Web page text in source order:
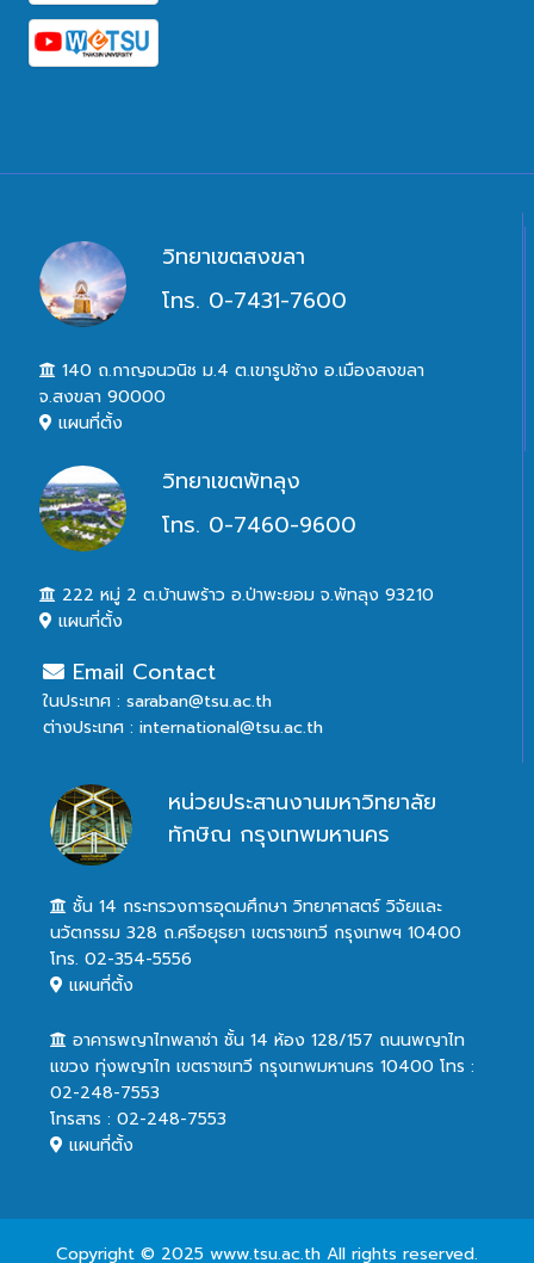
วิทยาเขตสงขลา
โทร. 0-7431-7600
140 ถ.กาญจนวนิช ม.4 ต.เขารูปช้าง อ.เมืองสงขลา
จ.สงขลา 90000
แผนที่ตั้ง
วิทยาเขตพัทลุง
โทร. 0-7460-9600
222 หมู่ 2 ต.บ้านพร้าว อ.ป่าพะยอม จ.พัทลุง 93210
แผนที่ตั้ง
Email Contact
ในประเทศ : saraban@tsu.ac.th
ต่างประเทศ : international@tsu.ac.th
หน่วยประสานงานมหาวิทยาลัย
ทักษิณ กรุงเทพมหานคร
ชั้น 14 กระทรวงการอุดมศึกษา วิทยาศาสตร์ วิจัยและ
นวัตกรรม 328 ถ.ศรีอยุธยา เขตราชเทวี กรุงเทพฯ 10400
โทร. 02-354-5556
แผนที่ตั้ง
อาคารพญาไทพลาซ่า ชั้น 14 ห้อง 128/157 ถนนพญาไท
แขวง ทุ่งพญาไท เขตราชเทวี กรุงเทพมหานคร 10400 โทร :
02-248-7553
โทรสาร : 02-248-7553
แผนที่ตั้ง
Copyright © 2025 www.tsu.ac.th All rights reserved.